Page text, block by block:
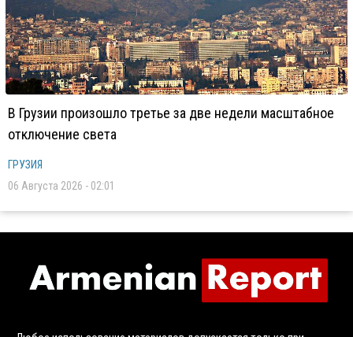
В Грузии произошло третье за две недели масштабное
отключение света
ГРУЗИЯ
06 Августа 2026 - 02:01